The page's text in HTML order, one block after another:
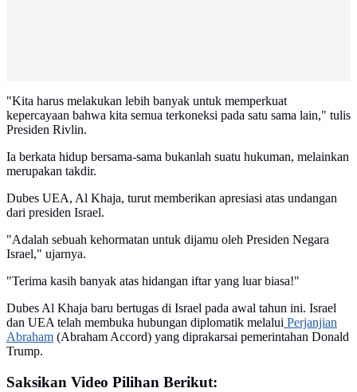
"Kita harus melakukan lebih banyak untuk memperkuat
kepercayaan bahwa kita semua terkoneksi pada satu sama lain," tulis
Presiden Rivlin.
Ia berkata hidup bersama-sama bukanlah suatu hukuman, melainkan
merupakan takdir.
Dubes UEA, Al Khaja, turut memberikan apresiasi atas undangan
dari presiden Israel.
"Adalah sebuah kehormatan untuk dijamu oleh Presiden Negara
Israel," ujarnya.
"Terima kasih banyak atas hidangan iftar yang luar biasa!"
Dubes Al Khaja baru bertugas di Israel pada awal tahun ini. Israel
dan UEA telah membuka hubungan diplomatik melalui Perjanjian
Abraham (Abraham Accord) yang diprakarsai pemerintahan Donald
Trump.
Saksikan Video Pilihan Berikut: